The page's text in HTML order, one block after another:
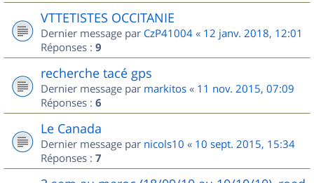
VTTETISTES OCCITANIE
Dernier message par CzP41004 « 12 janv. 2018, 12:01
Réponses : 9
recherche tacé gps
Dernier message par markitos « 11 nov. 2015, 07:09
Réponses : 6
Le Canada
Dernier message par nicols10 « 10 sept. 2015, 15:34
Réponses : 7